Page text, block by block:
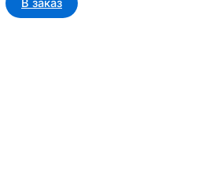
В заказ